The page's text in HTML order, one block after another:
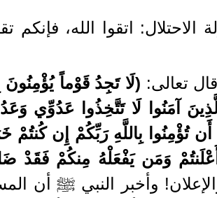
الاحتلال: اتقوا الله،
تعالى: (لَا تَجِدُ قَوْماً يُؤْمِنُونَ
آمَنُوا لَا تَتَّخِذُوا عَدُوِّي
تُؤْمِنُوا بِاللَّهِ رَبِّكُمْ إِن
أَعْلَنتُمْ وَمَن يَفْعَلْهُ مِنكُمْ
وأخبر النبي ﷺ أن